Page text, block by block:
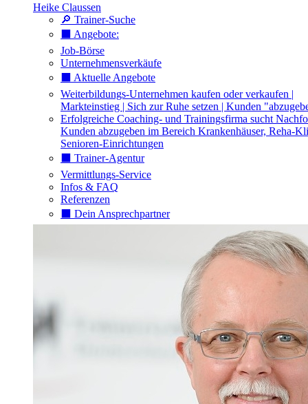
Heike Claussen
🔎 Trainer-Suche
⬛️ Angebote:
Job-Börse
Unternehmensverkäufe
⬛️ Aktuelle Angebote
Weiterbildungs-Unternehmen kaufen oder verkaufen |
Markteinstieg | Sich zur Ruhe setzen | Kunden
Erfolgreiche Coaching- und Trainingsfirma sucht
Kunden abzugeben im Bereich Krankenhäuser, Reha-
Senioren-Einrichtungen
⬛️ Trainer-Agentur
Vermittlungs-Service
Infos & FAQ
Referenzen
⬛️ Dein Ansprechpartner